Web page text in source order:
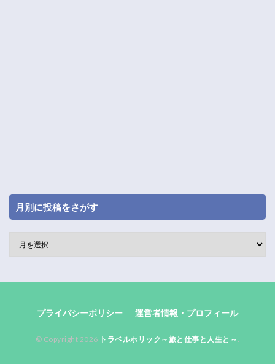
月別に投稿をさがす
プライバシーポリシー 運営者情報・プロフィール
© Copyright 2026 トラベルホリック～旅と仕事と人生と～.